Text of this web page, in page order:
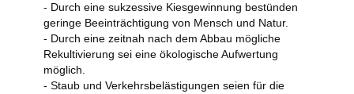
- Durch eine sukzessive Kiesgewinnung bestünden
geringe Beeinträchtigung von Mensch und Natur.
- Durch eine zeitnah nach dem Abbau mögliche
Rekultivierung sei eine ökologische Aufwertung
möglich.
- Staub und Verkehrsbelästigungen seien für die